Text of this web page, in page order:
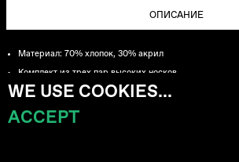
МЕНЮ
ОПИСАНИЕ
Материал: 70% хлопок, 30% акрил
Комплект из трех пар высоких носков
Плотная комбинированная вязка
Удобная анатомическая конструкция,
WE USE COOKIES...
ACCEPT